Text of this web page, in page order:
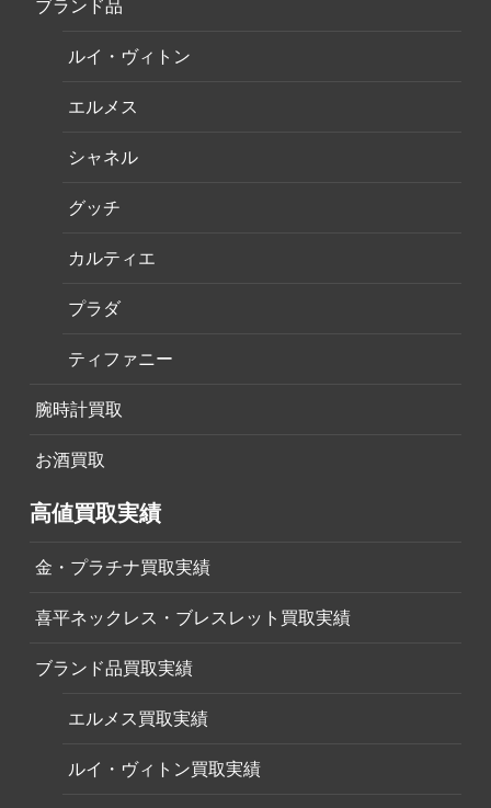
ブランド品
ルイ・ヴィトン
エルメス
シャネル
グッチ
カルティエ
プラダ
ティファニー
腕時計買取
お酒買取
高値買取実績
金・プラチナ買取実績
喜平ネックレス・ブレスレット買取実績
ブランド品買取実績
エルメス買取実績
ルイ・ヴィトン買取実績